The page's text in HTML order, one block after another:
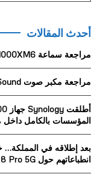
c
f
r
:
أحدث المقالات
مراجعة سماعة Sony WH-1000XM6
مراجعة مكبر صوت WiiM Sound
المؤسسات بالكامل داخل
بعد إطلاقه في المملكة…
انطباعاتهم حول TECNO POVA 8 Pro 5G